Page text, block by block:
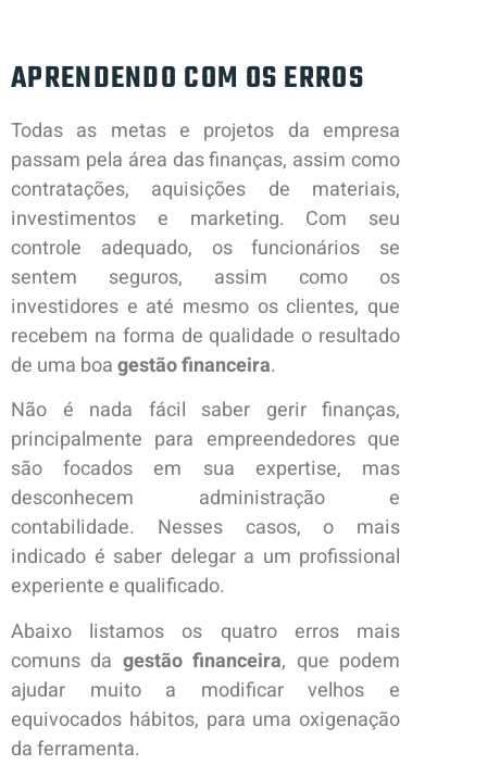
APRENDENDO COM OS ERROS
Todas as metas e projetos da empresa
passam pela área das finanças, assim como
contratações, aquisições de materiais,
investimentos e marketing. Com seu
controle adequado, os funcionários se
sentem seguros, assim como os
investidores e até mesmo os clientes, que
recebem na forma de qualidade o resultado
de uma boagestão financeira.
Não é nada fácil saber gerir finanças,
principalmente para empreendedores que
são focados em sua expertise, mas
desconhecem administração e
contabilidade. Nesses casos, o mais
indicado é saber delegar a um profissional
experiente e qualificado.
Abaixo listamos os quatro erros mais
comuns da gestão financeira, que podem
ajudar muito a modificar velhos e
equivocados hábitos, para uma oxigenação
da ferramenta.